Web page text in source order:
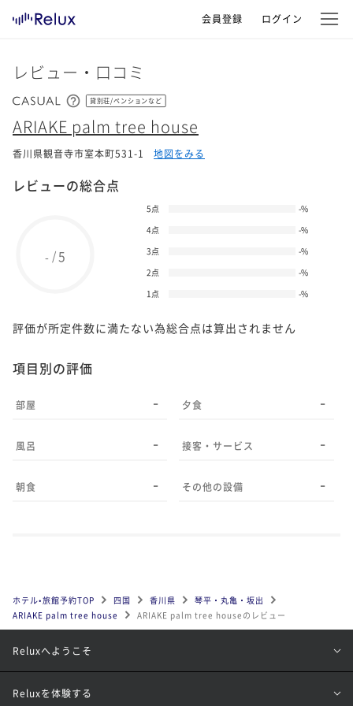
会員登録 ログイン
レビュー・口コミ
貸別荘/ペンションなど
ARIAKE palm tree house
香川県観音寺市室本町531-1 地図をみる
レビューの総合点
- /5
5点 -%
4点
-%
3点
-%
2点
-%
1点
-%
評価が所定件数に満たない為総合点は算出されません
項目別の評価
部屋 -
風呂 -
朝食 -
夕食 -
接客・サービス -
その他の設備 -
ホテル•旅館予約TOP 四国 香川県
琴平・丸亀・坂出
ARIAKE palm tree house
ARIAKE palm tree houseのレビュー
Reluxへようこそ
Reluxを体験する